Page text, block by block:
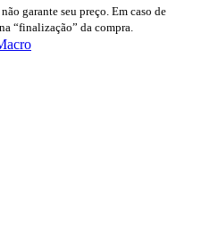
garante seu preço. Em caso de
“finalização” da compra.